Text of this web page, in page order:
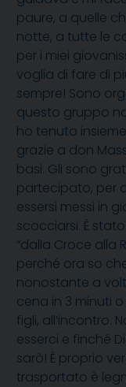
paure, a quelle
notte, a tutte le
per i miei
voglia di fare di
sempre! Sono
questo gruppo
ho tenuto
grazie a don
basi. Gli sono
partecipato, per
essersi messi in
scocciarsi. È
“dalla Croce alla
perché ora so
nonostante a
cena in 3 minuti
figli, all’incontro.
esserci e finché
sarò! È proprio
trasportato è